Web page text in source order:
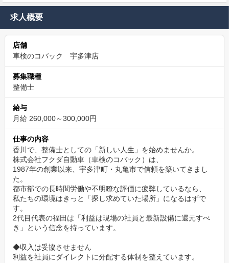
地元香川の自動車インフラを支えて40年
安定成長。転勤なし。大好きな地元で、10年、20年先も一生安心
将来を見据えて制度設計
自動運転義務化に伴う1級資格へ先行投資。手当は月6万円と破格
で、法改正後も「選ばれる技術者」として活躍できる、将来の安
ワークライフバランス充実
年間休日115日を確保。水曜定休に加え、シフトによる連休取得も
相談可能。家族の行事や趣味の時間も大切にでき、無理なく長く
働き続けられます。
求人概要
店舗
車検のコバック 宇多津店
募集職種
整備士
給与
月給 260,000～300,000円
仕事の内容
香川で、整備士としての「新しい人生」を始めませんか。
株式会社フクダ自動車（車検のコバック）は、
1987年の創業以来、宇多津町・丸亀市で信頼を築いてきまし
た。
都市部での長時間労働や不明瞭な評価に疲弊しているなら、
私たちの環境はきっと「探し求めていた場所」になるはずで
す。
2代目代表の福田は「利益は現場の社員と最新設備に還元すべ
き」という信念を持っています。
◆収入は妥協させません
利益を社員にダイレクトに分配する体制を整えています。